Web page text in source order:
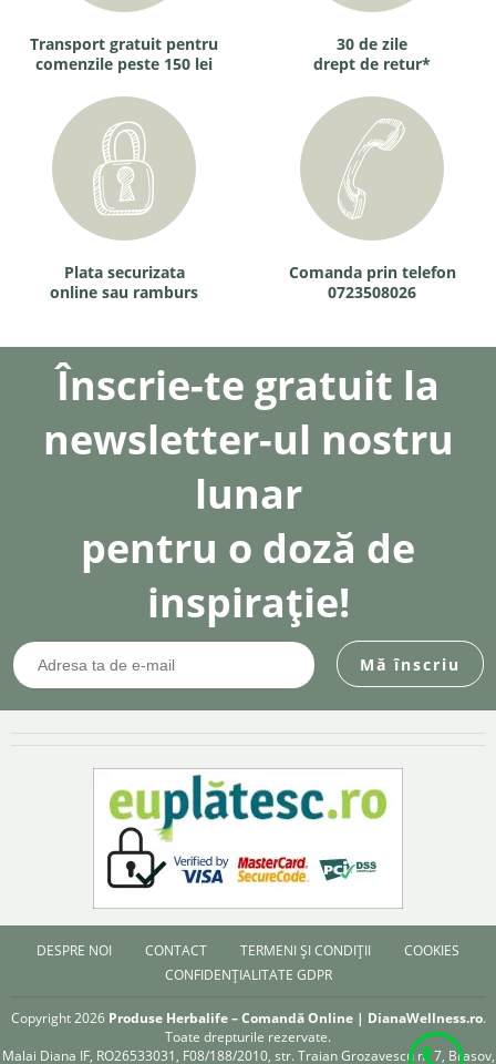
Transport gratuit pentru
comenzile peste 150 lei
30 de zile
drept de retur*
Plata securizata
online sau ramburs
Comanda prin telefon
0723508026
Înscrie-te gratuit la
newsletter-ul nostru
lunar
pentru o doză de
inspirație!
DESPRE NOI CONTACT TERMENI ȘI CONDIȚII
COOKIES
CONFIDENȚIALITATE GDPR
Copyright 2026 Produse Herbalife – Comandă Online | DianaWellness.ro.
Toate drepturile rezervate.
Malai Diana IF, RO26533031, F08/188/2010, str. Traian Grozavescu nr 7, Brasov,